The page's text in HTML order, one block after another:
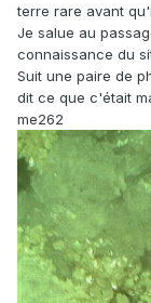
terre rare avant
Je salue au
connaissance du
Suit une paire de
dit ce que c'était
me262